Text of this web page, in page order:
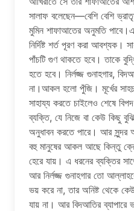
সালাফ বলেছেন—বেশি বেশি
মুমিন শাফাআতের অনুমতি
নির্দিষ্ট শর্ত পূরণ করা আবশ্যক।
পাঁচটি গুণ থাকতে হবে। তাকে
হতে হবে। নির্লজ্জ গুনাহগার,
না।আকল হলো পুঁজি। মূর্খের
সাহায্য করতে চাইলেও শেষে
ব্যক্তি, যে নিজে বা কেউ কিছু
অনুধাবন করতে পারে। আর সুন্দর
বহু মানুষের আকল আছে কিন্তু
হেরে যায়। এ ধরনের ব্যক্তির
আর নির্লজ্জ গুনাহগার তো
ভয় করে না, তার অনিষ্ট থেকে
যায় না। আর বিদআতির ব্যাপারে